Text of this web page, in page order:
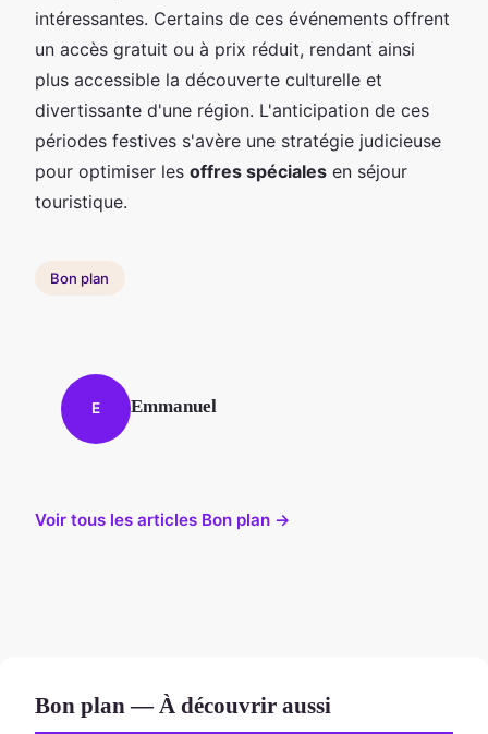
intéressantes. Certains de ces événements offrent
un accès gratuit ou à prix réduit, rendant ainsi
plus accessible la découverte culturelle et
divertissante d'une région. L'anticipation de ces
périodes festives s'avère une stratégie judicieuse
pour optimiser les offres spéciales en séjour
touristique.
Bon plan
E Emmanuel
Voir tous les articles Bon plan →
Bon plan — À découvrir aussi